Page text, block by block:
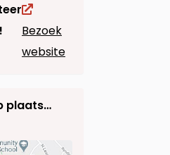
Bezoek
website
plaats…